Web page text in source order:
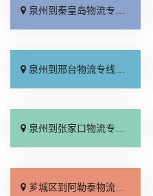
泉州到秦皇岛物流专线_直通专线「高效快运」
泉州到邢台物流专线_天天发车「高速快运」
泉州到张家口物流专线_直达特快专线「门到门接送」
芗城区到阿勒泰物流专线_快运直达「一站直达」